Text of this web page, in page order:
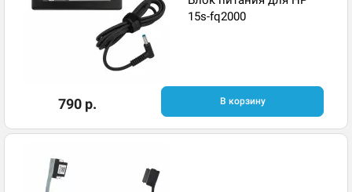
15s-fq2000
790 р. В корзину